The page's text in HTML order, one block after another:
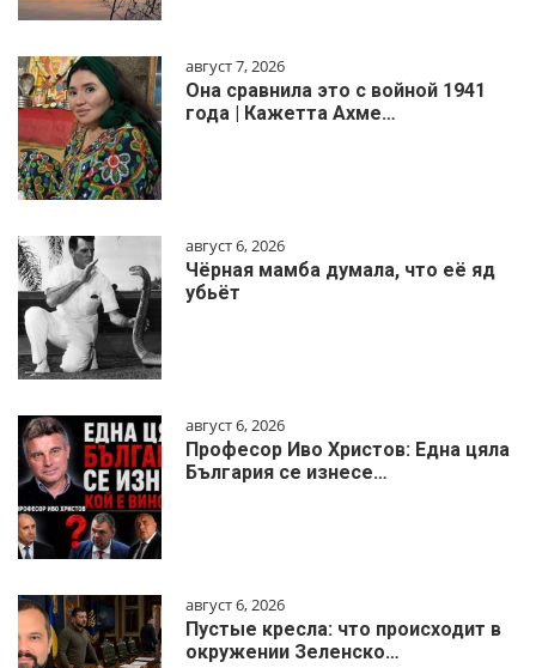
август 7, 2026
Она сравнила это с войной 1941
года | Кажетта Ахме…
август 6, 2026
Чёрная мамба думала, что её яд
убьёт
август 6, 2026
Професор Иво Христов: Една цяла
България се изнесе…
август 6, 2026
Пустые кресла: что происходит в
окружении Зеленско…